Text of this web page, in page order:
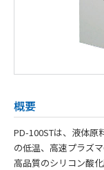
概要
PD-100STは、液体原
の低温、高速プラズ
高品質のシリコン酸